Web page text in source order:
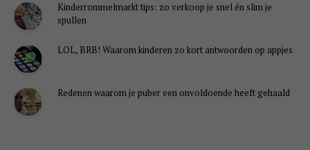
Kinderrommelmarkt tips: zo verkoop je snel én slim je
spullen
LOL, BRB! Waarom kinderen zo kort antwoorden op appjes
Redenen waarom je puber een onvoldoende heeft gehaald